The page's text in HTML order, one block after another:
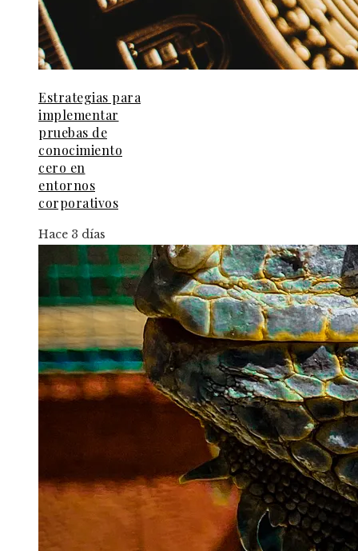
Estrategias para
implementar
pruebas de
conocimiento
cero en
entornos
corporativos
Hace 3 días